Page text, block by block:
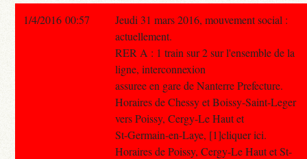
1/4/2016 00:57
Jeudi 31 mars 2016, mouvement social :
actuellement.
RER A : 1 train sur 2 sur l'ensemble de la
ligne, interconnexion
assuree en gare de Nanterre Prefecture.
Horaires de Chessy et Boissy-Saint-Leger
vers Poissy, Cergy-Le Haut et
St-Germain-en-Laye, [1]cliquer ici.
Horaires de Poissy, Cergy-Le Haut et St-